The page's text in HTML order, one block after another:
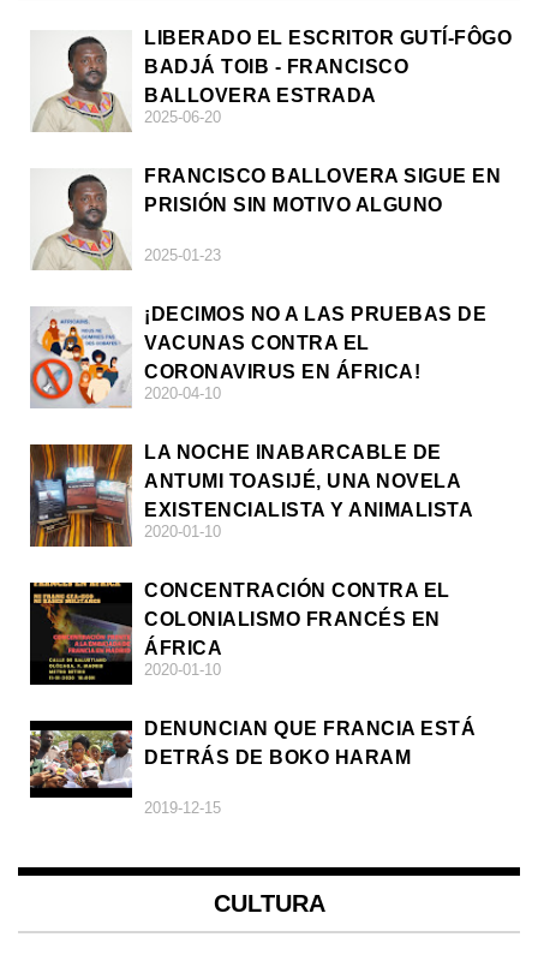
LIBERADO EL ESCRITOR GUTÍ-FÔGO
BADJÁ TOIB - FRANCISCO
BALLOVERA ESTRADA
2025-06-20
FRANCISCO BALLOVERA SIGUE EN
PRISIÓN SIN MOTIVO ALGUNO
2025-01-23
¡DECIMOS NO A LAS PRUEBAS DE
VACUNAS CONTRA EL
CORONAVIRUS EN ÁFRICA!
2020-04-10
LA NOCHE INABARCABLE DE
ANTUMI TOASIJÉ, UNA NOVELA
EXISTENCIALISTA Y ANIMALISTA
2020-01-10
CONCENTRACIÓN CONTRA EL
COLONIALISMO FRANCÉS EN
ÁFRICA
2020-01-10
DENUNCIAN QUE FRANCIA ESTÁ
DETRÁS DE BOKO HARAM
2019-12-15
CULTURA